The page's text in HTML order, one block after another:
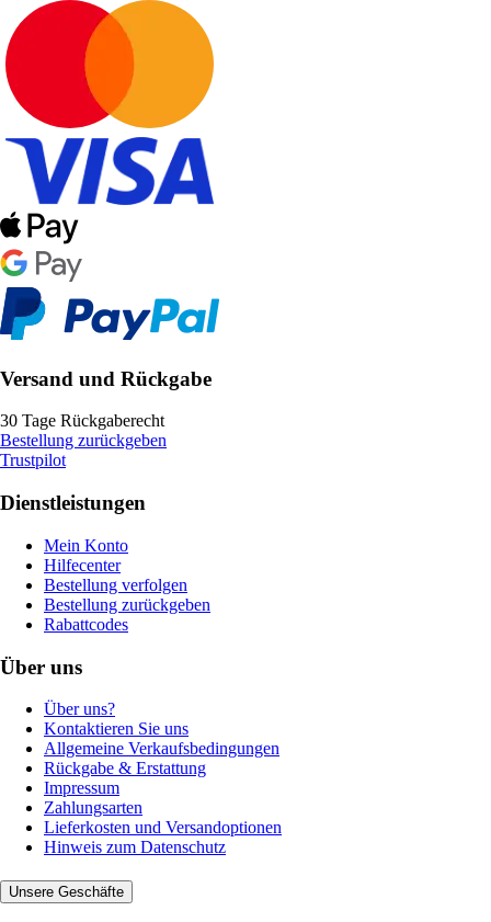
Versand und Rückgabe
30 Tage Rückgaberecht
Bestellung zurückgeben
Trustpilot
Dienstleistungen
Mein Konto
Hilfecenter
Bestellung verfolgen
Bestellung zurückgeben
Rabattcodes
Über uns
Über uns?
Kontaktieren Sie uns
Allgemeine Verkaufsbedingungen
Rückgabe & Erstattung
Impressum
Zahlungsarten
Lieferkosten und Versandoptionen
Hinweis zum Datenschutz
Unsere Geschäfte